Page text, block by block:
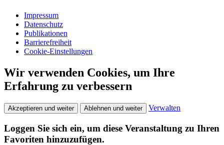
Impressum
Datenschutz
Publikationen
Barrierefreiheit
Cookie-Einstellungen
Wir verwenden Cookies, um Ihre
Erfahrung zu verbessern
Akzeptieren und weiter Ablehnen und weiter Verwalten
Loggen Sie sich ein, um diese Veranstaltung zu Ihren
Favoriten hinzuzufügen.